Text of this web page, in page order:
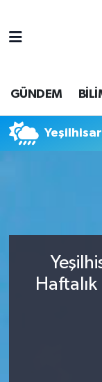
GÜNDEM
Kocaeli
Kocaeli
Haber